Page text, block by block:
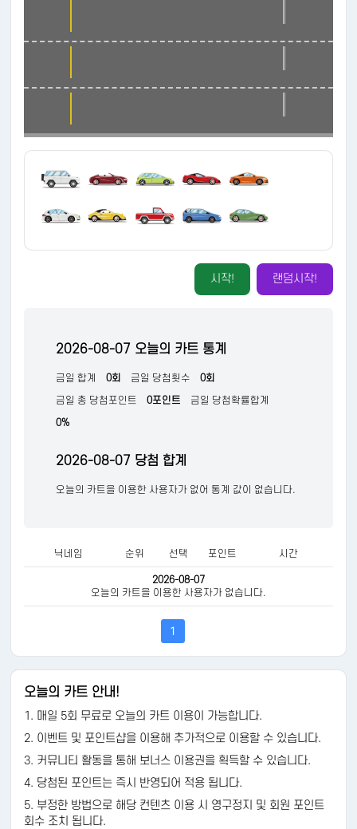
시작! 랜덤시작!
2026-08-07 오늘의 카트 통계
금일 합계 0회 금일 당첨횟수
0회
금일 총 당첨포인트
0포인트
금일 당첨확률합계
0%
2026-08-07 당첨 합계
오늘의 카트을 이용한 사용자가 없어 통계 값이 없습니다.
닉네임 순위 선택 포인트 시간
2026-08-07
오늘의 카트을 이용한 사용자가 없습니다.
1
오늘의 카트 안내!
1. 매일 5회 무료로 오늘의 카트 이용이 가능합니다.
2. 이벤트 및 포인트샵을 이용해 추가적으로 이용할 수 있습니다.
3. 커뮤니티 활동을 통해 보너스 이용권을 획득할 수 있습니다.
4. 당첨된 포인트는 즉시 반영되어 적용 됩니다.
5. 부정한 방법으로 해당 컨텐츠 이용 시 영구정지 및 회원 포인트
회수 조치 됩니다.